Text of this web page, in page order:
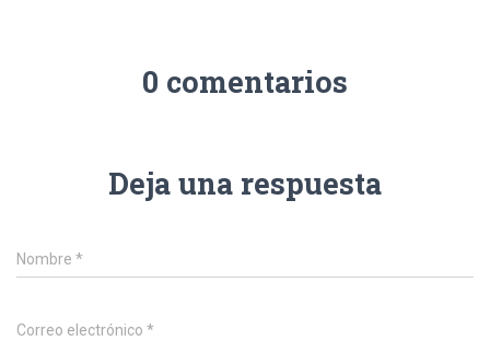
0 comentarios
Deja una respuesta
Nombre *
Correo electrónico *